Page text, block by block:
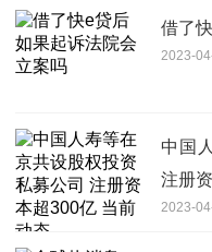
借了
2023-
中国
注册
2023-